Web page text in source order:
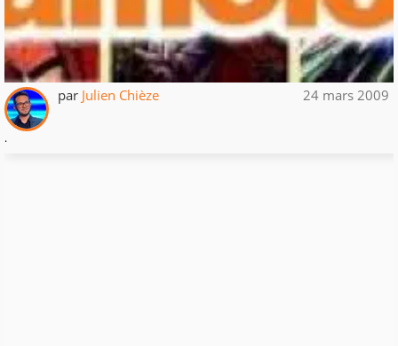
par Julien Chièze 24 mars 2009
.